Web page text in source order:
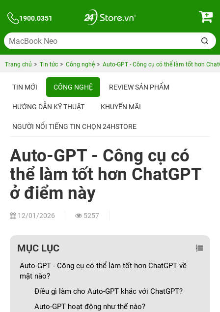
1900.0351
Trang chủ Tin tức Công nghệ Auto-GPT - Công cụ có thể làm tốt hơn
TIN MỚI CÔNG NGHỆ REVIEW SẢN PHẨM
HƯỚNG DẪN KỸ THUẬT KHUYẾN MÃI
NGƯỜI NỔI TIẾNG TIN CHỌN 24HSTORE
Auto-GPT - Công cụ có
thể làm tốt hơn ChatGPT
ở điểm này
12/01/2026 5257
MỤC LỤC
Auto-GPT - Công cụ có thể làm tốt hơn ChatGPT về
mặt nào?
Điều gì làm cho Auto-GPT khác với ChatGPT?
Auto-GPT hoạt động như thế nào?